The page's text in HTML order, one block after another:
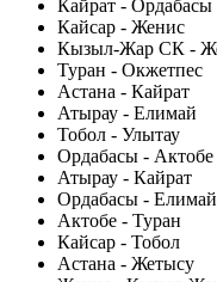
Кайрат - Ордабасы
Кайсар - Женис
Кызыл-Жар СК -
Туран - Окжетпес
Астана - Кайрат
Атырау - Елимай
Тобол - Улытау
Ордабасы - Актобе
Атырау - Кайрат
Ордабасы - Елимай
Актобе - Туран
Кайсар - Тобол
Астана - Жетысу